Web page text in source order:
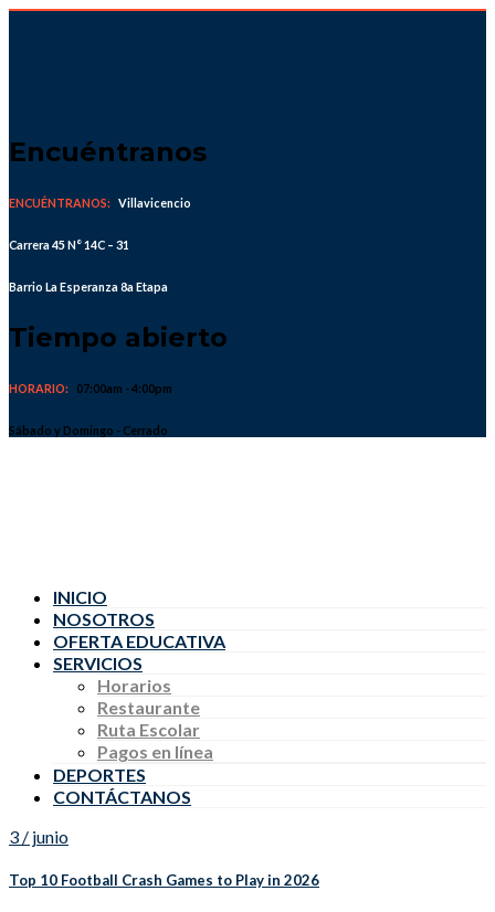
Encuéntranos
ENCUÉNTRANOS: Villavicencio
Carrera 45 N° 14C – 31
Barrio La Esperanza 8a Etapa
Tiempo abierto
HORARIO: 07:00am - 4:00pm
Sábado y Domingo - Cerrado
INICIO
NOSOTROS
OFERTA EDUCATIVA
SERVICIOS
Horarios
Restaurante
Ruta Escolar
Pagos en línea
DEPORTES
CONTÁCTANOS
3 / junio
Top 10 Football Crash Games to Play in 2026